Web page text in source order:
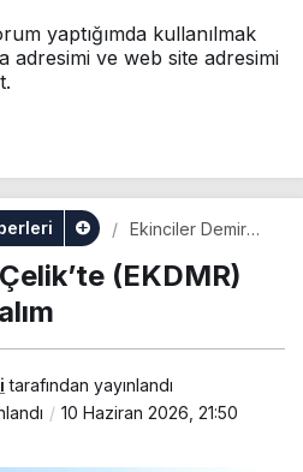
yaptığımda kullanılmak
adresimi ve web site adresimi
Ekinciler Demir
BofA’dan yüklü
alım
(EKDMR)
tarafından yayınlandı
10 Haziran 2026, 21:50